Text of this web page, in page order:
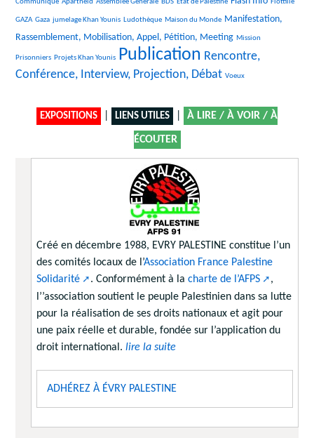
GAZA
375/2805
Gaza
317/2805jumelage Khan Younis
393/2805 Ludothèque
14/2805 Maison du Monde
1225/2805
Manifestation,
Rassemblement, Mobilisation, Appel, Pétition, Meeting
27/2805 Mission
33/2805
Prisonniers
169/2805Projets Khan Younis
2805/2805 Publication
1758/2805
Rencontre,
Conférence, Interview, Projection, Débat
13/2805 Voeux
EXPOSITIONS LIENS UTILES À LIRE / À VOIR / À
ÉCOUTER
Créé en décembre 1988, EVRY PALESTINE constitue l’un
des comités locaux de l’Association France Palestine
Solidarité
. Conformément à la charte de l’AFPS
,
l’’association soutient le peuple Palestinien dans sa lutte
pour la réalisation de ses droits nationaux et agit pour
une paix réelle et durable, fondée sur l’application du
droit international. lire la suite
ADHÉREZ À ÉVRY PALESTINE